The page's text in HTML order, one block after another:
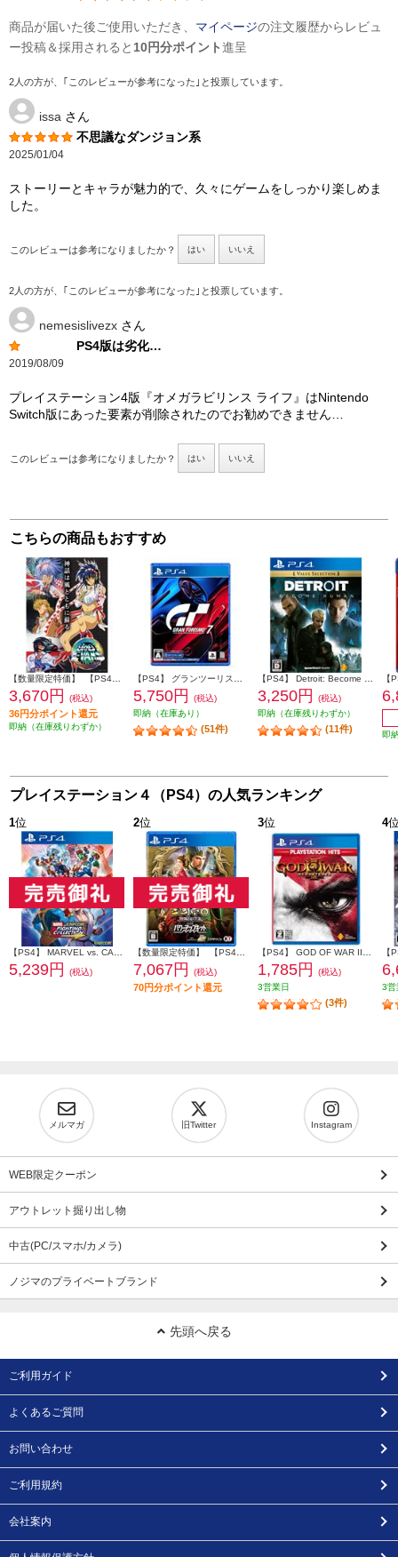
商品が届いた後ご使用いただき、 マイページの注文履歴からレビュ
ー投稿＆採用されると 10円分ポイント進呈
2人の方が、｢このレビューが参考になった｣と投票しています。
issa さん
不思議なダンジョン系
2025/01/04
ストーリーとキャラが魅力的で、久々にゲームをしっかり楽しめま
した。
このレビューは参考になりましたか？ はい いいえ
2人の方が、｢このレビューが参考になった｣と投票しています。
nemesislivezx さん
PS4版は劣化…
2019/08/09
プレイステーション4版『オメガラビリンス ライフ』はNintendo
Switch版にあった要素が削除されたのでお勧めできません…
このレビューは参考になりましたか？ はい いいえ
こちらの商品もおすすめ
3,670円 (税込)
36円分ポイント還元
即納（在庫残りわずか）
5,750円
(税込)
即納（在庫あり）
(51件)
3,250円
(税込)
即納（在庫残りわずか）
(11件)
即
プレイステーション４（PS4）の人気ランキング
1位
5,239円 (税込)
2位
7,067円 (税込)
70円分ポイント還元
3位
1,785円
(税込)
3営業日
(3件)
4
3営
メルマガ 旧Twitter Instagram
WEB限定クーポン
アウトレット掘り出し物
中古(PC/スマホ/カメラ)
ノジマのプライベートブランド
先頭へ戻る
ご利用ガイド
よくあるご質問
お問い合わせ
ご利用規約
会社案内